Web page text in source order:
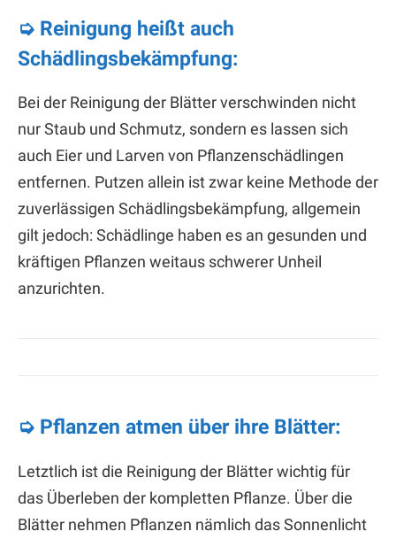
➭ Reinigung heißt auch
Schädlingsbekämpfung:
Bei der Reinigung der Blätter verschwinden nicht
nur Staub und Schmutz, sondern es lassen sich
auch Eier und Larven von Pflanzenschädlingen
entfernen. Putzen allein ist zwar keine Methode der
zuverlässigen Schädlingsbekämpfung, allgemein
gilt jedoch: Schädlinge haben es an gesunden und
kräftigen Pflanzen weitaus schwerer Unheil
anzurichten.
➭ Pflanzen atmen über ihre Blätter:
Letztlich ist die Reinigung der Blätter wichtig für
das Überleben der kompletten Pflanze. Über die
Blätter nehmen Pflanzen nämlich das Sonnenlicht